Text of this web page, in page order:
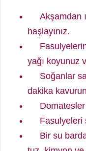
Akşamdan
haşlayınız.
Fasulyelerin
yağı koyunuz
Soğanlar
dakika
Domatesler
Fasulyeleri
Bir su